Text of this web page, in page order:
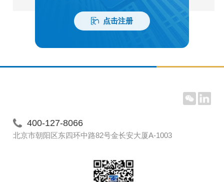
400-127-8066
北京市朝阳区东四环中路82号金长安大厦A-1003
点击注册